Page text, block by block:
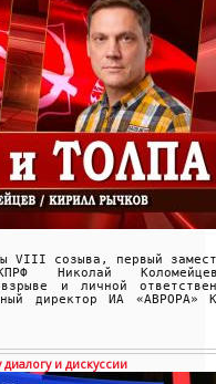
VIII созыва, первый
Николай
и личной
директор ИА «АВРОРА»
и дискуссии